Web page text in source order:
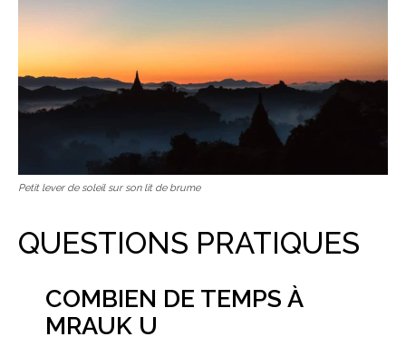
Petit lever de soleil sur son lit de brume
QUESTIONS PRATIQUES
COMBIEN DE TEMPS À
MRAUK U